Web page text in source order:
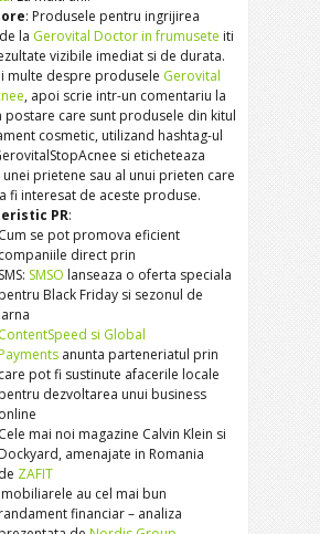
: Produsele pentru ingrijirea
la Gerovital Doctor in frumusete iti
vizibile imediat si de durata.
multe despre produsele Gerovital
, apoi scrie intr-un comentariu la
postare care sunt produsele din kitul
cosmetic, utilizand hashtag-ul
si eticheteaza
unei prietene sau al unui prieten care
fi interesat de aceste produse.
PR:
Cum se pot promova eficient
companiile direct prin
SMS: SMSO lanseaza o oferta speciala
pentru Black Friday si sezonul de
iarna
ContentSpeed si Global
anunta parteneriatul prin
care pot fi sustinute afacerile locale
pentru dezvoltarea unui business
online
Cele mai noi magazine Calvin Klein si
Dockyard, amenajate in Romania
de ZAFIT
Imobiliarele au cel mai bun
randament financiar – analiza